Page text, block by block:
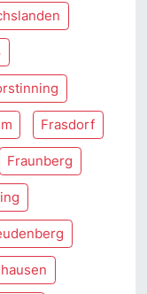
Frasdorf
Fraunberg